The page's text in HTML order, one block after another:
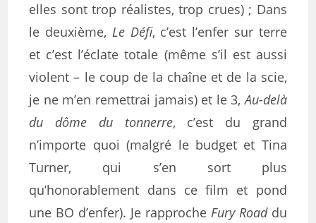
elles sont trop réalistes, trop crues) ; Dans
le deuxième, Le Défi, c’est l’enfer sur terre
et c’est l’éclate totale (même s’il est aussi
violent – le coup de la chaîne et de la scie,
je ne m’en remettrai jamais) et le 3, Au-delà
du dôme du tonnerre, c’est du grand
n’importe quoi (malgré le budget et Tina
Turner, qui s’en sort plus
qu’honorablement dans ce film et pond
une BO d’enfer). Je rapproche Fury Roaddu